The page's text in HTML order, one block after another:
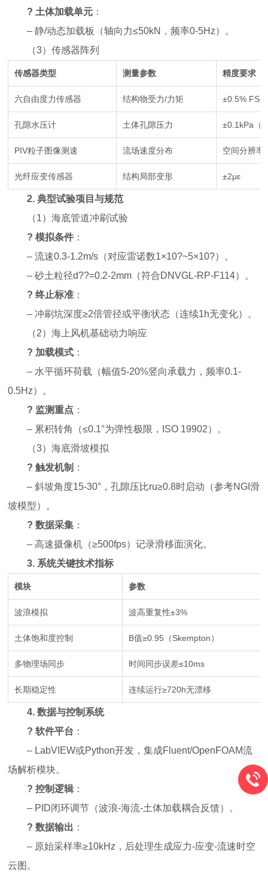
? 土体加载单元 ：
– 静/动态加载板（轴向力≤50kN，频率0-5Hz）。
（3）传感器阵列
传感器类型 测量参数 精度要求
六自由度力传感器 结构物受力/力矩 ±0.5% FS
孔隙水压计 土体孔隙压力 ±0.1kPa（
PIV粒子图像测速 流场速度分布 空间分辨率
光纤应变传感器 结构局部变形 ±2με
2.典型试验项目与规范
（1）海底管道冲刷试验
?模拟条件 ：
– 流速0.3-1.2m/s（对应雷诺数1×10?~5×10?）。
– 砂土粒径d??=0.2-2mm（符合DNVGL-RP-F114）。
?终止标准 ：
– 冲刷坑深度≥2倍管径或平衡状态（连续1h无变化）。
（2）海上风机基础动力响应
? 加载模式 ：
– 水平循环荷载（幅值5-20%竖向承载力，频率0.1-
0.5Hz）。
? 监测重点 ：
– 累积转角（≤0.1°为弹性极限，ISO 19902）。
（3）海底滑坡模拟
?触发机制 ：
– 斜坡角度15-30°，孔隙压比ru≥0.8时启动（参考NGI滑
坡模型）。
?数据采集 ：
– 高速摄像机（≥500fps）记录滑移面演化。
3. 系统关键技术指标
模块 参数
波浪模拟 波高重复性±3%
土体饱和度控制 B值≥0.95（Skempton）
多物理场同步 时间同步误差≤10ms
长期稳定性 连续运行≥720h无漂移
4.数据与控制系统
?软件平台 ：
– LabVIEW或Python开发，集成Fluent/OpenFOAM流
场解析模块。
?控制逻辑：
– PID闭环调节（波浪-海流-土体加载耦合反馈）。
?数据输出 ：
– 原始采样率≥10kHz，后处理生成应力-应变-流速时空
云图。